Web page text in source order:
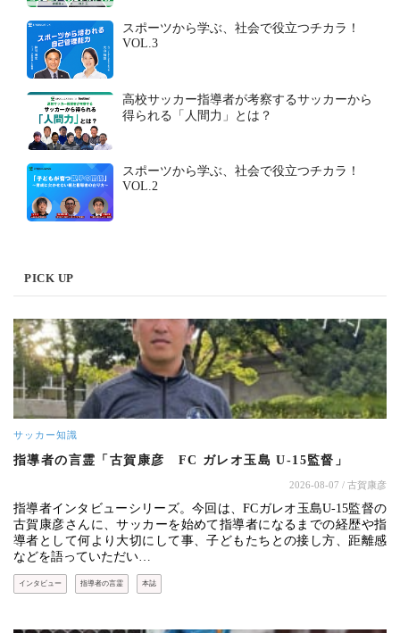
スポーツから学ぶ、社会で役立つチカラ！
VOL.3
高校サッカー指導者が考察するサッカーから
得られる「人間力」とは？
スポーツから学ぶ、社会で役立つチカラ！
VOL.2
PICK UP
サッカー知識
指導者の言霊「古賀康彦 FC ガレオ玉島 U-15監督」
2026-08-07 / 古賀康彦
指導者インタビューシリーズ。今回は、FCガレオ玉島U-15監督の
古賀康彦さんに、サッカーを始めて指導者になるまでの経歴や指
導者として何より大切にして事、子どもたちとの接し方、距離感
などを語っていただい…
インタビュー 指導者の言霊 本誌